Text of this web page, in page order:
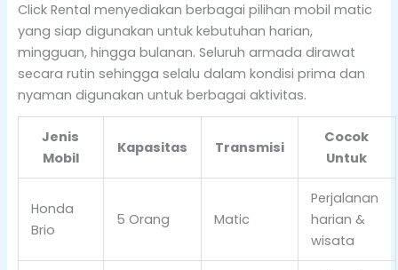
Click Rental menyediakan berbagai pilihan mobil matic
yang siap digunakan untuk kebutuhan harian,
mingguan, hingga bulanan. Seluruh armada dirawat
secara rutin sehingga selalu dalam kondisi prima dan
nyaman digunakan untuk berbagai aktivitas.
Jenis
Mobil
Kapasitas Transmisi
Cocok
Untuk
Honda
Brio
5 Orang Matic
Perjalanan
harian &
wisata